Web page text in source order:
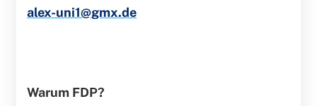
alex-uni1@gmx.de
Warum FDP?